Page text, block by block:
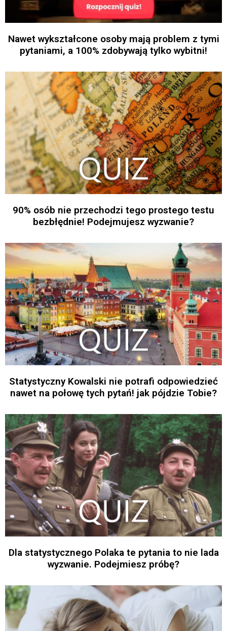
Nawet wykształcone osoby mają problem z tymi
pytaniami, a 100% zdobywają tylko wybitni!
90% osób nie przechodzi tego prostego testu
bezbłędnie! Podejmujesz wyzwanie?
Statystyczny Kowalski nie potrafi odpowiedzieć
nawet na połowę tych pytań! jak pójdzie Tobie?
Dla statystycznego Polaka te pytania to nie lada
wyzwanie. Podejmiesz próbę?